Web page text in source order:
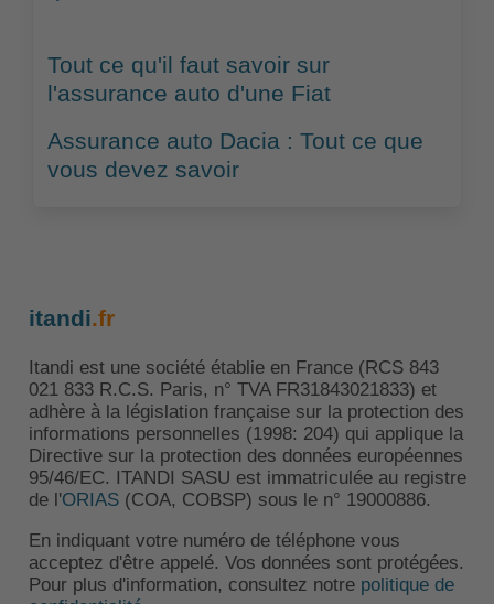
Tout ce qu'il faut savoir sur
l'assurance auto d'une Fiat
Assurance auto Dacia : Tout ce que
vous devez savoir
itandi.fr
Itandi est une société établie en France (RCS 843
021 833 R.C.S. Paris, n° TVA FR31843021833) et
adhère à la législation française sur la protection des
informations personnelles (1998: 204) qui applique la
Directive sur la protection des données européennes
95/46/EC. ITANDI SASU est immatriculée au registre
de l'ORIAS(COA, COBSP) sous le n° 19000886.
En indiquant votre numéro de téléphone vous
acceptez d'être appelé. Vos données sont protégées.
Pour plus d'information, consultez notre politique de